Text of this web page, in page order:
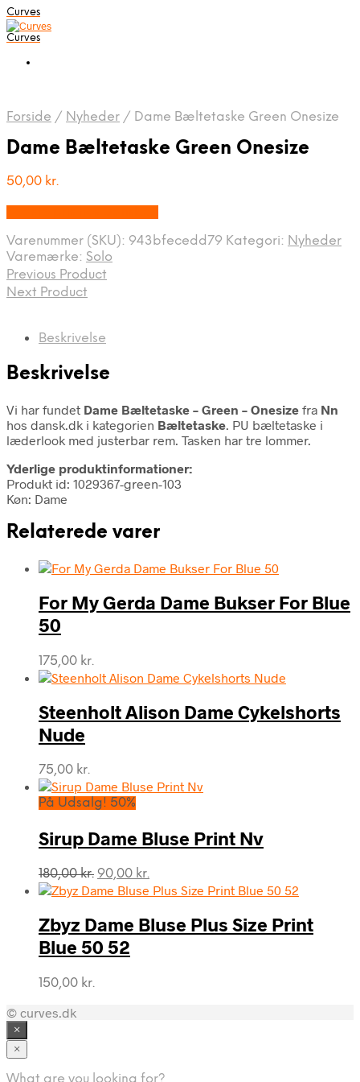
Curves
Curves
Forside / Nyheder / Dame Bæltetaske Green Onesize
Dame Bæltetaske Green Onesize
50,00 kr.
Varenummer (SKU): 943bfecedd79 Kategori: Nyheder
Varemærke: Solo
Previous Product
Next Product
Beskrivelse
Beskrivelse
Vi har fundet Dame Bæltetaske – Green – Onesize fra Nn
hos dansk.dk i kategorien Bæltetaske. PU bæltetaske i
læderlook med justerbar rem. Tasken har tre lommer.
Yderlige produktinformationer:
Produkt id: 1029367-green-103
Køn: Dame
Relaterede varer
For My Gerda Dame Bukser For Blue
50
175,00 kr.
Steenholt Alison Dame Cykelshorts
Nude
75,00 kr.
På Udsalg! 50%
Sirup Dame Bluse Print Nv
180,00kr. Den
oprindelige
var:
180,00 kr..
90,00 kr.
aktuelle
er:
90,00 kr..
Zbyz Dame Bluse Plus Size Print
Blue 50 52
150,00 kr.
© curves.dk
×
×
What are you looking for?